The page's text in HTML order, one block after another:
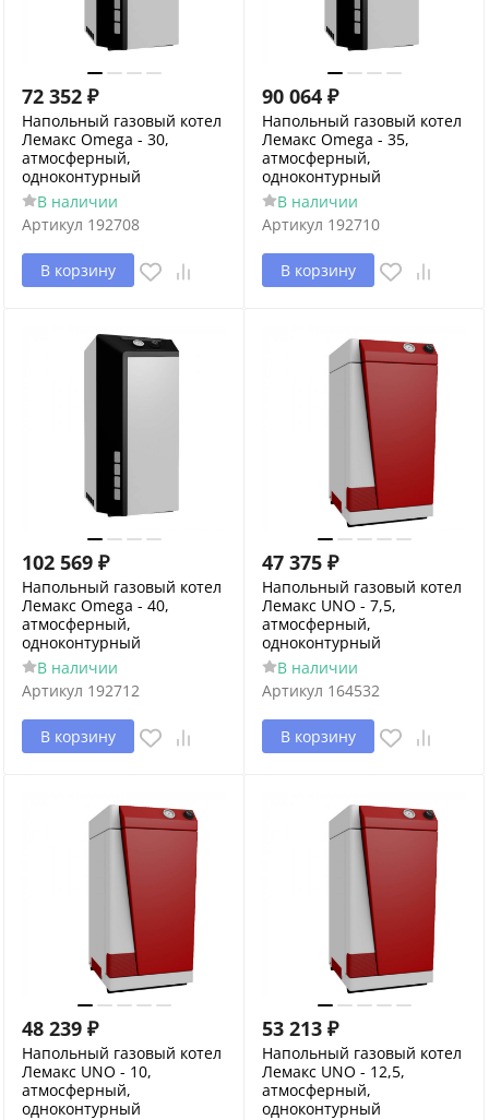
72 352 ₽
Напольный газовый котел
Лемакс Omega - 30,
атмосферный,
одноконтурный
В наличии
Артикул 192708
В корзину
90 064 ₽
Напольный газовый котел
Лемакс Omega - 35,
атмосферный,
одноконтурный
В наличии
Артикул 192710
В корзину
102 569 ₽
Напольный газовый котел
Лемакс Omega - 40,
атмосферный,
одноконтурный
В наличии
Артикул 192712
В корзину
47 375 ₽
Напольный газовый котел
Лемакс UNO - 7,5,
атмосферный,
одноконтурный
В наличии
Артикул 164532
В корзину
48 239 ₽
Напольный газовый котел
Лемакс UNO - 10,
атмосферный,
одноконтурный
53 213 ₽
Напольный газовый котел
Лемакс UNO - 12,5,
атмосферный,
одноконтурный